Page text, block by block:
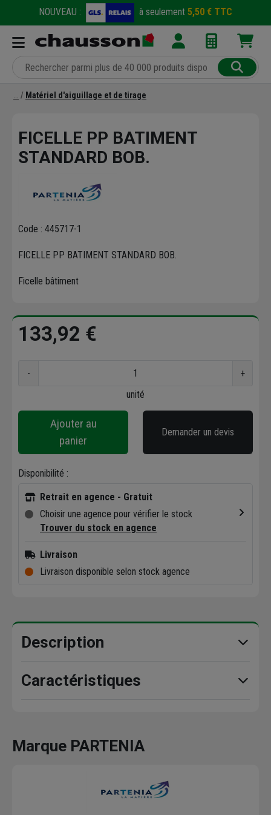
NOUVEAU : à seulement 5,50 € TTC
Matériel d'aiguillage et de tirage
FICELLE PP BATIMENT
STANDARD BOB.
Code : 445717-1
FICELLE PP BATIMENT STANDARD BOB.
Ficelle bâtiment
133,92 €
-
+
unité
Ajouter au
panier
Demander un devis
Disponibilité :
Retrait en agence - Gratuit
Choisir une agence pour vérifier le stock
Trouver du stock en agence
Livraison
Livraison disponible selon stock agence
Description
Caractéristiques
Marque PARTENIA